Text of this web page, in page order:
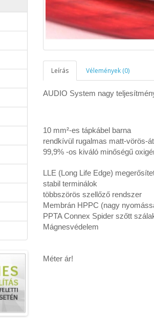
Leírás Vélemények (0)
AUDIO System nagy
10 mm²-es tápkábel barna
rendkívül rugalmas matt-vörös-
99,9% -os kiváló minőségű
LLE (Long Life Edge)
stabil terminálok
többszörös szellőző rendszer
Membrán HPPC (nagy
PPTA Connex Spider szőtt
Mágnesvédelem
Méter ár!